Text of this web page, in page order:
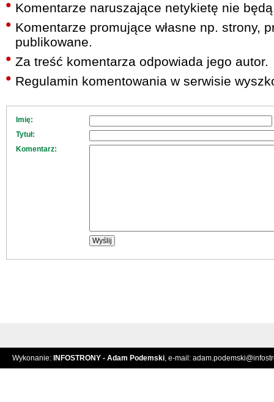
Komentarze naruszające netykietę nie
Komentarze promujące własne np. strony,
publikowane.
Za treść komentarza odpowiada jego autor.
Regulamin komentowania w serwisie
Imię:
Tytuł:
Komentarz:
Wykonanie: INFOSTRONY - Adam Podemski, e-mail: